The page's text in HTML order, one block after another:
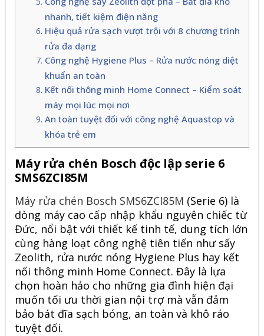
nhanh, tiết kiệm điện năng
Hiệu quả rửa sạch vượt trội với 8 chương trình
rửa đa dạng
Công nghệ Hygiene Plus – Rửa nước nóng diệt
khuẩn an toàn
Kết nối thông minh Home Connect – Kiểm soát
máy mọi lúc mọi nơi
An toàn tuyệt đối với công nghệ Aquastop và
khóa trẻ em
Máy rửa chén Bosch độc lập serie 6
SMS6ZCI85M
Máy rửa chén Bosch SMS6ZCI85M (Serie 6) là
dòng máy cao cấp nhập khẩu nguyên chiếc từ
Đức, nổi bật với thiết kế tinh tế, dung tích lớn
cùng hàng loạt công nghệ tiên tiến như sấy
Zeolith, rửa nước nóng Hygiene Plus hay kết
nối thông minh Home Connect. Đây là lựa
chọn hoàn hảo cho những gia đình hiện đại
muốn tối ưu thời gian nội trợ mà vẫn đảm
bảo bát đĩa sạch bóng, an toàn và khô ráo
tuyệt đối.